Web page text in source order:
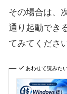
その場合は、
通り起動でき
てみてください
あわせて読みた